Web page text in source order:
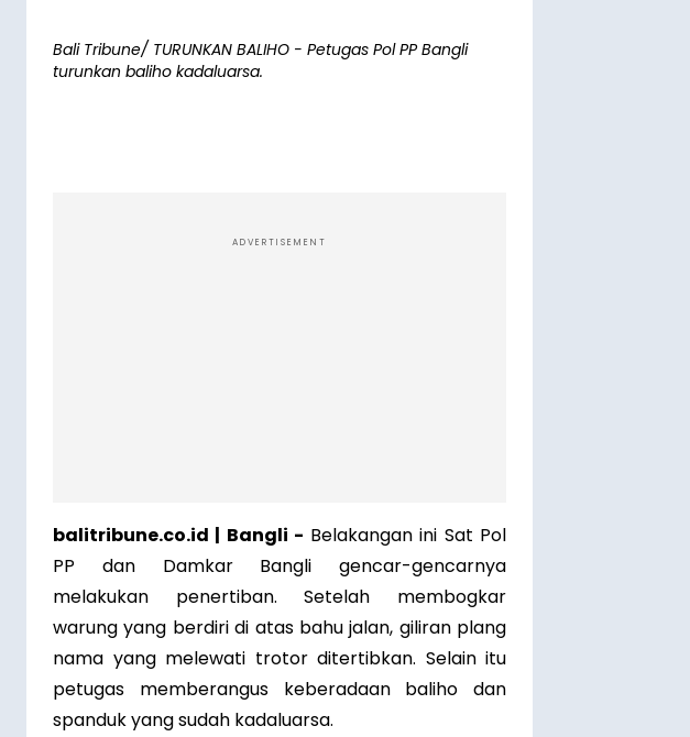
Bali Tribune/ TURUNKAN BALIHO - Petugas Pol PP Bangli
turunkan baliho kadaluarsa.
ADVERTISEMENT
balitribune.co.id | Bangli - Belakangan ini Sat Pol
PP dan Damkar Bangli gencar-gencarnya
melakukan penertiban. Setelah membogkar
warung yang berdiri di atas bahu jalan, giliran plang
nama yang melewati trotor ditertibkan. Selain itu
petugas memberangus keberadaan baliho dan
spanduk yang sudah kadaluarsa.